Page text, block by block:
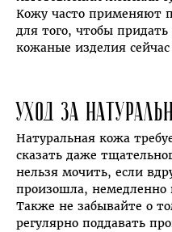
Кожу часто применяют
для того, чтобы придать
кожаные изделия
Уход за
Натуральная кожа
сказать даже
нельзя мочить, если
произошла, немедленно
Также не забывайте о
регулярно поддавать